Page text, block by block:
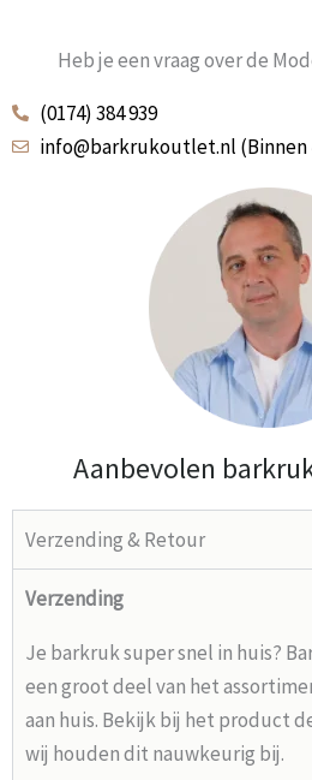
Heb je een vraag over de
(0174) 384 939
info@barkrukoutlet.nl (Binnen
Aanbevolen
Verzending & Retour
Verzending
Je barkruk super snel in huis?
een groot deel van het
aan huis. Bekijk bij het product
wij houden dit nauwkeurig bij.